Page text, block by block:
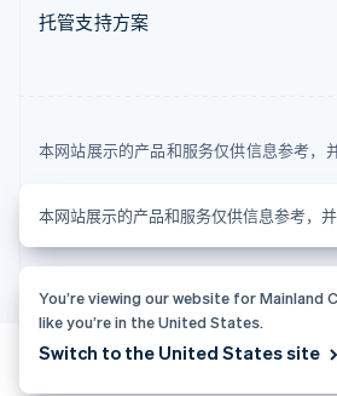
托管支持方案
本网站展示的产品和服务仅供信息参考，
© 2026 Stripe, LLC
本网站展示的产品和服务仅供信息参考，
You’re viewing our website for Mainland
like you’re in the United States.
Switch to the United States site